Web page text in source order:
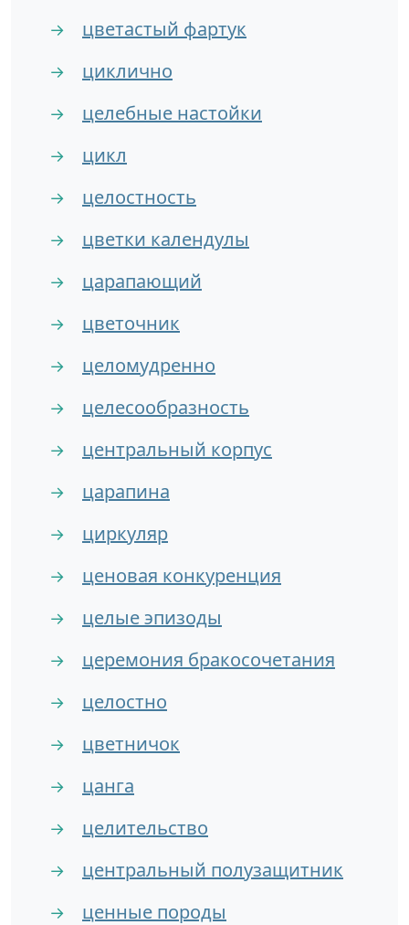
→ цветастый фартук
→ циклично
→ целебные настойки
→ цикл
→ целостность
→ цветки календулы
→ царапающий
→ цветочник
→ целомудренно
→ целесообразность
→ центральный корпус
→ царапина
→ циркуляр
→ ценовая конкуренция
→ целые эпизоды
→ церемония бракосочетания
→ целостно
→ цветничок
→ цанга
→ целительство
→ центральный полузащитник
→ ценные породы